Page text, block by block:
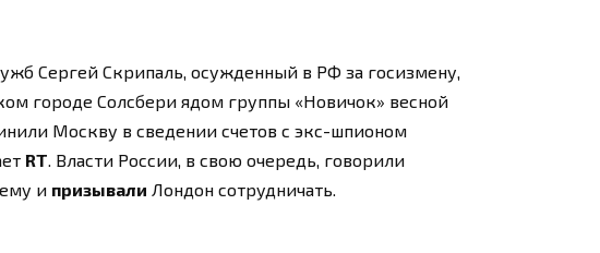
Сергей Скрипаль, осужденный в РФ за госизмену,
городе Солсбери ядом группы «Новичок» весной
Москву в сведении счетов с экс-шпионом
RT . Власти России, в свою очередь, говорили
и призывали Лондон сотрудничать.